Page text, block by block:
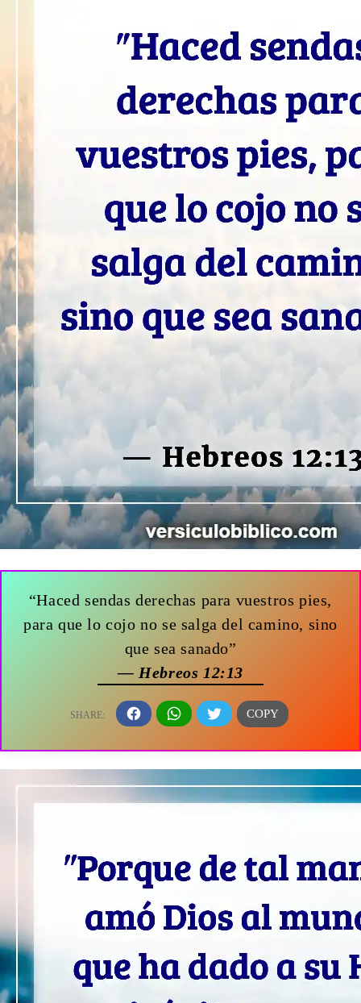
“Haced sendas derechas para vuestros pies,
para que lo cojo no se salga del camino, sino
que sea sanado”
— Hebreos 12:13